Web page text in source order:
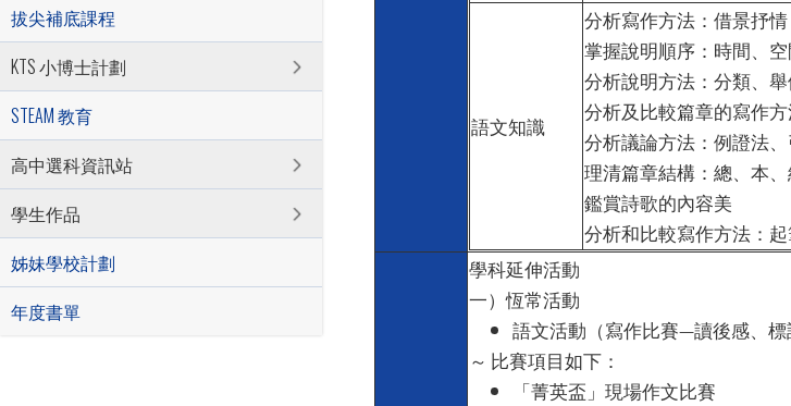
語文知識
分析寫作方法：借景抒
掌握說明順序：時間、
分析說明方法：分類、
分析及比較篇章的寫作
分析議論方法：例證法
理清篇章結構：總、本
鑑賞詩歌的內容美
分析和比較寫作方法：
學科延伸活動
一）恆常活動
語文活動（寫作比賽—讀後感、標
～ 比賽項目如下：
「菁英盃」現場作文比賽
拔尖補底課程
KTS 小博士計劃
STEAM 教育
高中選科資訊站
學生作品
姊妹學校計劃
年度書單